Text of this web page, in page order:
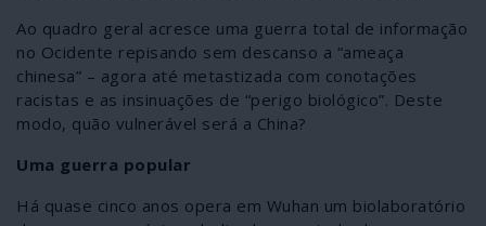
Ao quadro geral acresce uma guerra total de informação
no Ocidente repisando sem descanso a “ameaça
chinesa” – agora até metastizada com conotações
racistas e as insinuações de “perigo biológico”. Deste
modo, quão vulnerável será a China?
Uma guerra popular
Há quase cinco anos opera em Wuhan um biolaboratório